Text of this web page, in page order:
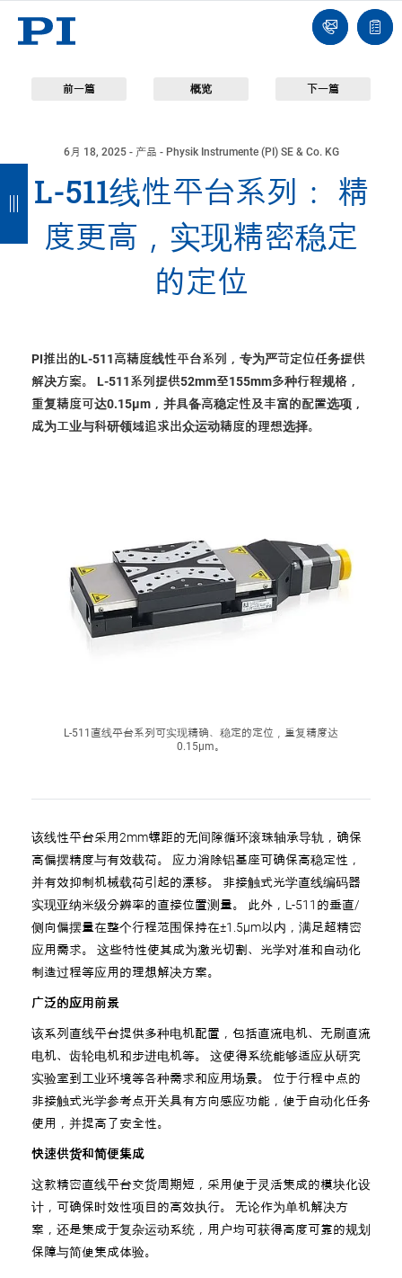
联
系
报
价
们
前一篇 概览 下一篇
6月 18, 2025 - 产品 - Physik Instrumente (PI) SE & Co. KG
L-511线性平台系列： 精
度更高，实现精密稳定
的定位
PI推出的L-511高精度线性平台系列，专为严苛定位任务提供
解决方案。 L-511系列提供52mm至155mm多种行程规格，
重复精度可达0.15µm，并具备高稳定性及丰富的配置选项，
成为工业与科研领域追求出众运动精度的理想选择。
L-511直线平台系列可实现精确、稳定的定位，重复精度达
0.15µm。
该线性平台采用2mm螺距的无间隙循环滚珠轴承导轨，确保
高偏摆精度与有效载荷。 应力消除铝基座可确保高稳定性，
并有效抑制机械载荷引起的漂移。 非接触式光学直线编码器
实现亚纳米级分辨率的直接位置测量。 此外，L-511的垂直/
侧向偏摆量在整个行程范围保持在±1.5µm以内，满足超精密
应用需求。 这些特性使其成为激光切割、光学对准和自动化
制造过程等应用的理想解决方案。
广泛的应用前景
该系列直线平台提供多种电机配置，包括直流电机、无刷直流
电机、齿轮电机和步进电机等。 这使得系统能够适应从研究
实验室到工业环境等各种需求和应用场景。 位于行程中点的
非接触式光学参考点开关具有方向感应功能，便于自动化任务
使用，并提高了安全性。
快速供货和简便集成
这款精密直线平台交货周期短，采用便于灵活集成的模块化设
计，可确保时效性项目的高效执行。 无论作为单机解决方
案，还是集成于复杂运动系统，用户均可获得高度可靠的规划
保障与简便集成体验。
返
回
返
回
返
回
返
回